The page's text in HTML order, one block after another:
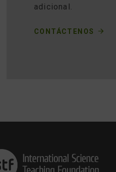
adicional.
CONTÁCTENOS